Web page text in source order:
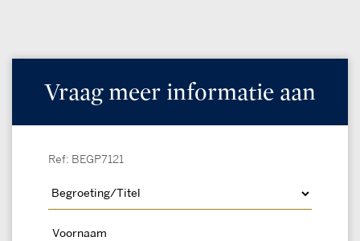
Vraag meer informatie aan
Ref: BEGP7121